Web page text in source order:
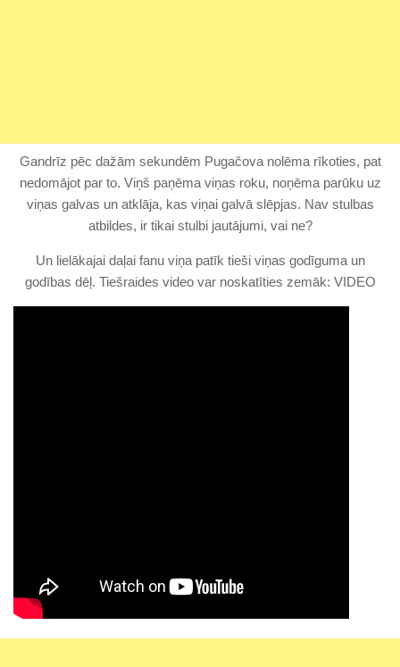
Gandrīz pēc dažām sekundēm Pugačova nolēma rīkoties, pat
nedomājot par to. Viņš paņēma viņas roku, noņēma parūku uz
viņas galvas un atklāja, kas viņai galvā slēpjas. Nav stulbas
atbildes, ir tikai stulbi jautājumi, vai ne?
Un lielākajai daļai fanu viņa patīk tieši viņas godīguma un
godības dēļ. Tiešraides video var noskatīties zemāk: VIDEO